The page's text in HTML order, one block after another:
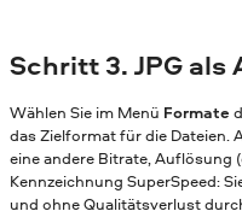
Schritt 3. JPG
Wählen Sie im Menü Formate
das Zielformat für die Dateien.
eine andere Bitrate, Auflösung
Kennzeichnung SuperSpeed:
und ohne Qualitätsverlust